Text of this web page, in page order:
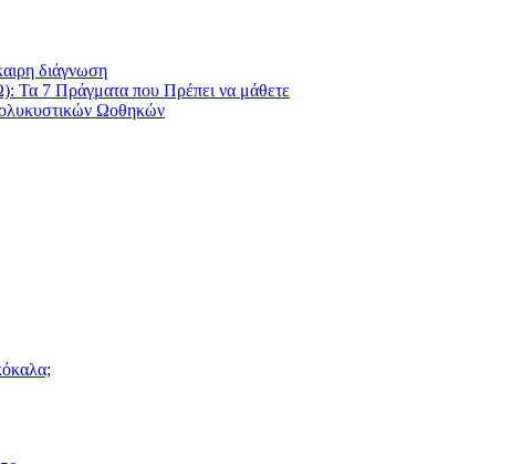
διάγνωση
7 Πράγματα που Πρέπει να μάθετε
Ωοθηκών